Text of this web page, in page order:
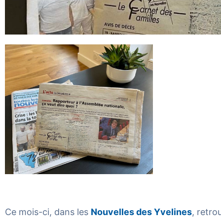
Ce mois-ci, dans les Nouvelles des Yvelines,